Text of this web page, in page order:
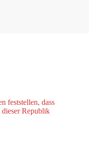
feststellen, dass
dieser Republik